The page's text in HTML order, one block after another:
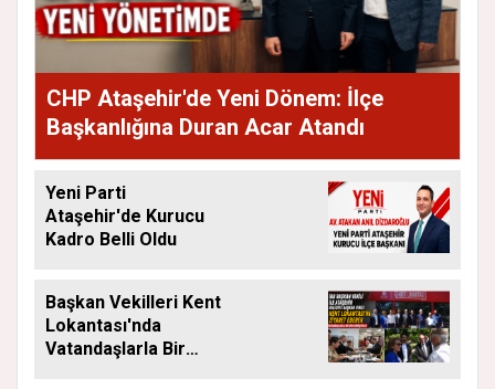
CHP Ataşehir'de Yeni Dönem: İlçe
Başkanlığına Duran Acar Atandı
Yeni Parti
Ataşehir'de Kurucu
Kadro Belli Oldu
Başkan Vekilleri Kent
Lokantası'nda
Vatandaşlarla Bir